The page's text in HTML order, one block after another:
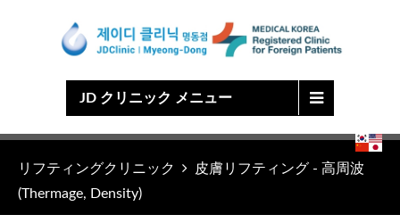
JD クリニック メニュー
Korean
English
Chinese
Japanese
リフティングクリニック
皮膚リフティング - 高周波
(Thermage, Density)